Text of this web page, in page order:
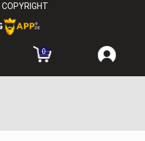
COPYRIGHT
0